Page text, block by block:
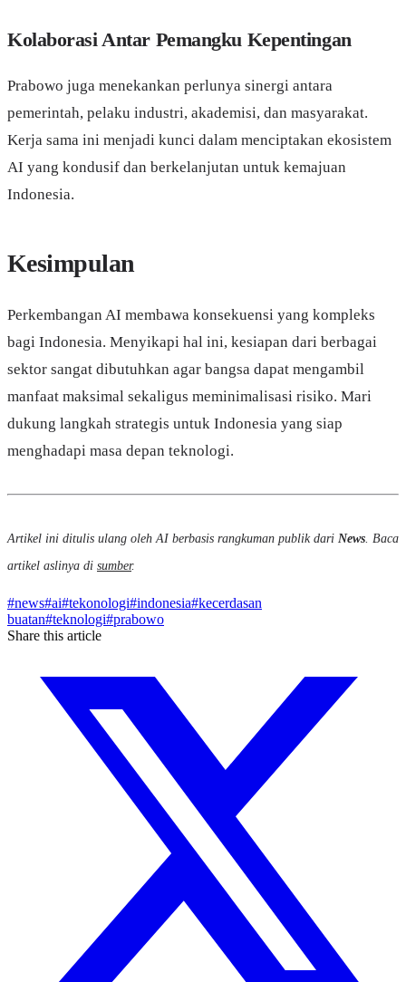
Kolaborasi Antar Pemangku Kepentingan
Prabowo juga menekankan perlunya sinergi antara
pemerintah, pelaku industri, akademisi, dan masyarakat.
Kerja sama ini menjadi kunci dalam menciptakan ekosistem
AI yang kondusif dan berkelanjutan untuk kemajuan
Indonesia.
Kesimpulan
Perkembangan AI membawa konsekuensi yang kompleks
bagi Indonesia. Menyikapi hal ini, kesiapan dari berbagai
sektor sangat dibutuhkan agar bangsa dapat mengambil
manfaat maksimal sekaligus meminimalisasi risiko. Mari
dukung langkah strategis untuk Indonesia yang siap
menghadapi masa depan teknologi.
Artikel ini ditulis ulang oleh AI berbasis rangkuman publik dari News. Baca
artikel aslinya di sumber.
#news#ai#tekonologi#indonesia#kecerdasan
buatan#teknologi#prabowo
Share this article